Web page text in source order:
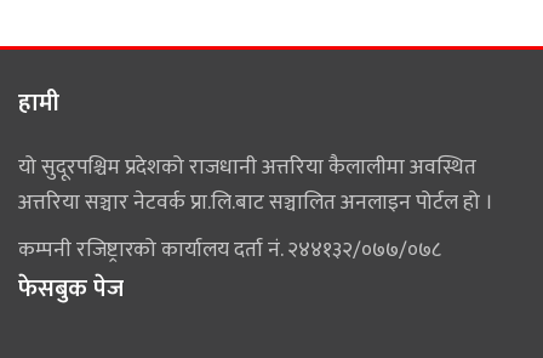
हामी
यो सुदूरपश्चिम प्रदेशको राजधानी अत्तरिया कैलालीमा अवस्थित
अत्तरिया सञ्चार नेटवर्क प्रा.लि.बाट सञ्चालित अनलाइन पोर्टल हो ।
कम्पनी रजिष्ट्रारको कार्यालय दर्ता नं. २४४१३२/०७७/०७८
फेसबुक पेज